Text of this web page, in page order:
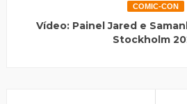
COMIC-CON
Vídeo: Painel Jared e
Stockholm